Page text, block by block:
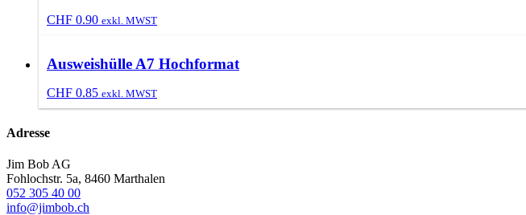
CHF 0.90 exkl. MWST
Ausweishülle A7 Hochformat
CHF 0.85 exkl. MWST
Adresse
Jim Bob AG
Fohlochstr. 5a, 8460 Marthalen
052 305 40 00
info@jimbob.ch